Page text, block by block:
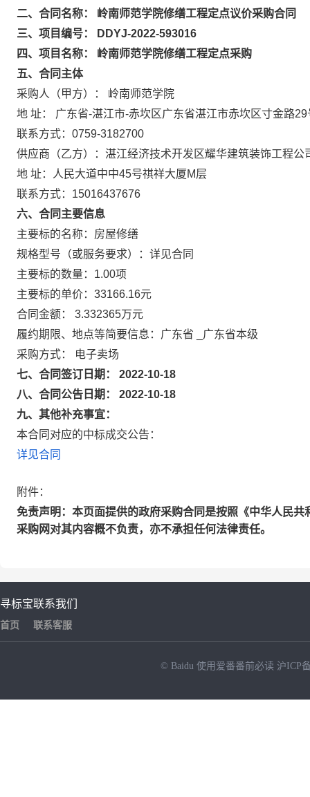
二、合同名称： 岭南师范学院修缮工程定点议价采购合同
三、项目编号： DDYJ-2022-593016
四、项目名称： 岭南师范学院修缮工程定点采购
五、合同主体
采购人（甲方）： 岭南师范学院
地 址： 广东省-湛江市-赤坎区广东省湛江市赤坎区寸金路
联系方式：0759-3182700
供应商（乙方）：湛江经济技术开发区耀华建筑装饰工程公
地 址：人民大道中中45号祺祥大厦M层
联系方式：15016437676
六、合同主要信息
主要标的名称：房屋修缮
规格型号（或服务要求）：详见合同
主要标的数量：1.00项
主要标的单价：33166.16元
合同金额： 3.332365万元
履约期限、地点等简要信息：广东省 _广东省本级
采购方式： 电子卖场
七、合同签订日期： 2022-10-18
八、合同公告日期： 2022-10-18
九、其他补充事宜：
本合同对应的中标成交公告：
详见合同
附件：
免责声明：本页面提供的政府采购合同是按照《中华人民
采购网对其内容概不负责，亦不承担任何法律责任。
寻标宝
首页
联系我们
联系客服
© Baidu 使用爱番番前必读 沪ICP